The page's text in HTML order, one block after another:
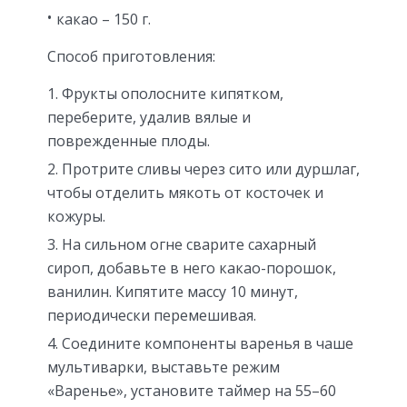
какао – 150 г.
Способ приготовления:
Фрукты ополосните кипятком,
переберите, удалив вялые и
поврежденные плоды.
Протрите сливы через сито или дуршлаг,
чтобы отделить мякоть от косточек и
кожуры.
На сильном огне сварите сахарный
сироп, добавьте в него какао-порошок,
ванилин. Кипятите массу 10 минут,
периодически перемешивая.
Соедините компоненты варенья в чаше
мультиварки, выставьте режим
«Варенье», установите таймер на 55–60